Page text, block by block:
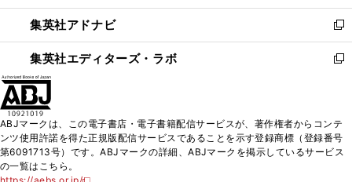
開
く
ウ
で
開
く
ン
ド
ウ
で
ウ
ィ
ン
ド
く
集英社アドナビ
新
し
い
ド
ウ
で
集英社エディターズ・ラボ
新
ィ
ン
ド
ABJマークは、この電子書店・電子書籍配信サービスが、著作権者からコンテ
ンツ使用許諾を得た正規版配信サービスであることを示す登録商標（登録番号
第6091713号）です。ABJマークの詳細、ABJマークを掲示しているサービス
の一覧はこちら。